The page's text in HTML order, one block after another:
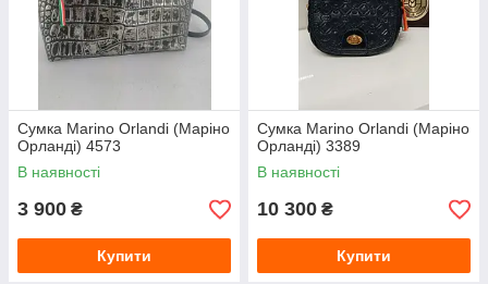
Сумка Marino Orlandi (Маріно
Орланді) 4573
В наявності
3 900 ₴
Купити
Сумка Marino Orlandi (Маріно
Орланді) 3389
В наявності
10 300 ₴
Купити